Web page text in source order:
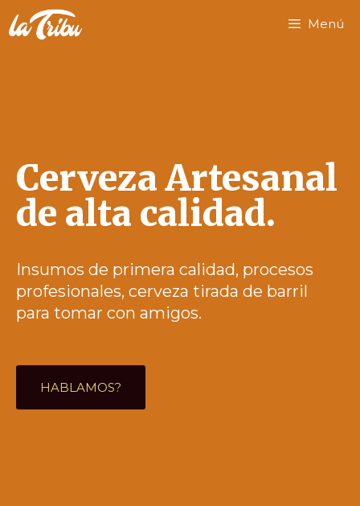
Menú
Cerveza Artesanal
de alta calidad.
Insumos de primera calidad, procesos
profesionales, cerveza tirada de barril
para tomar con amigos.
HABLAMOS?